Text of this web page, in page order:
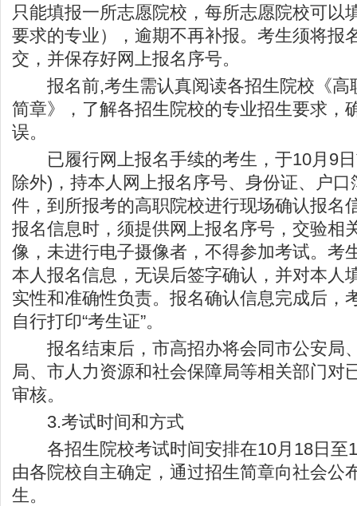
只能填报一所志愿院校，每所志愿院校可以
要求的专业），逾期不再补报。考生须将报
交，并保存好网上报名序号。
报名前,考生需认真阅读各招生院校《高
简章》，了解各招生院校的专业招生要求，
误。
已履行网上报名手续的考生，于10月9日
除外)，持本人网上报名序号、身份证、户
件，到所报考的高职院校进行现场确认报名
报名信息时，须提供网上报名序号，交验相
像，未进行电子摄像者，不得参加考试。考
本人报名信息，无误后签字确认，并对本人
实性和准确性负责。报名确认信息完成后，
自行打印“考生证”。
报名结束后，市高招办将会同市公安局
局、市人力资源和社会保障局等相关部门对
审核。
3.考试时间和方式
各招生院校考试时间安排在10月18日至
由各院校自主确定，通过招生简章向社会公
生。